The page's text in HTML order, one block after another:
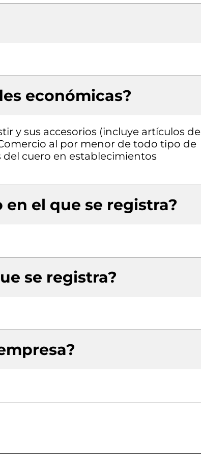
económicas?
y sus accesorios (incluye artículos de
al por menor de todo tipo de
del cuero en establecimientos
el que se registra?
se registra?